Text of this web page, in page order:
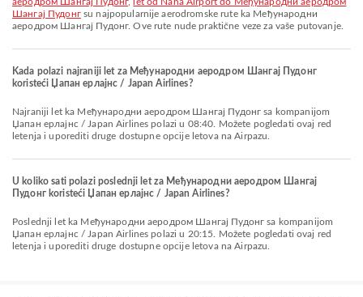
Шангај Пудонгsu najpopularnije aerodromske rute ka Међународни
аеродром Шангај Пудонг. Ove rute nude praktične veze za vaše putovanje.
Kada polazi najraniji let za Међународни аеродром Шангај Пудонг
koristeći Џапан ерлајнс / Japan Airlines?
Najraniji let ka Међународни аеродром Шангај Пудонг sa kompanijom
Џапан ерлајнс / Japan Airlines polazi u 08:40. Možete pogledati ovaj red
letenja i uporediti druge dostupne opcije letova na Airpazu.
U koliko sati polazi poslednji let za Међународни аеродром Шангај
Пудонг koristeći Џапан ерлајнс / Japan Airlines?
Poslednji let ka Међународни аеродром Шангај Пудонг sa kompanijom
Џапан ерлајнс / Japan Airlines polazi u 20:15. Možete pogledati ovaj red
letenja i uporediti druge dostupne opcije letova na Airpazu.